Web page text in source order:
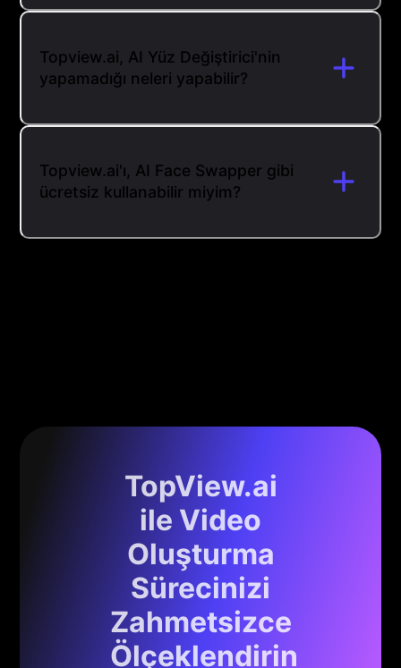
Topview.ai, AI Yüz Değiştirici'nin
yapamadığı neleri yapabilir?
Topview.ai'ı, AI Face Swapper gibi
ücretsiz kullanabilir miyim?
TopView.ai
ile Video
Oluşturma
Sürecinizi
Zahmetsizce
Ölçeklendirin